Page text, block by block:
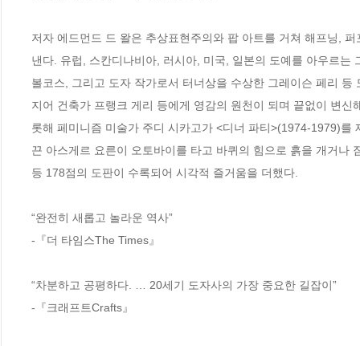
저자 에드먼드 드 왈은 추상표현주의와 팝 아트를 거쳐 해프닝,
낸다. 유럽, 스칸디나비아, 러시아, 미국, 일본의 도예를 아우르
볼코스, 그리고 도자 작가로서 터너상을 수상한 그레이슨 페리
지어 건축가 프랭크 게리 등에게 영감의 원천이 되며 끝없이 변
롯해 페미니즘 미술가 주디 시카고가 <디너 파티>(1974-1979)
끈 아스게르 요른이 오토바이를 타고 바퀴의 힘으로 흙을 개거나
등 178점의 도판이 수록되어 시각적 즐거움을 더했다.
“완전히 새롭고 놀라운 역사”
-『더 타임스The Times』
“차분하고 공평하다. … 20세기 도자사의 가장 중요한 길잡이”
-『크래프트Crafts』